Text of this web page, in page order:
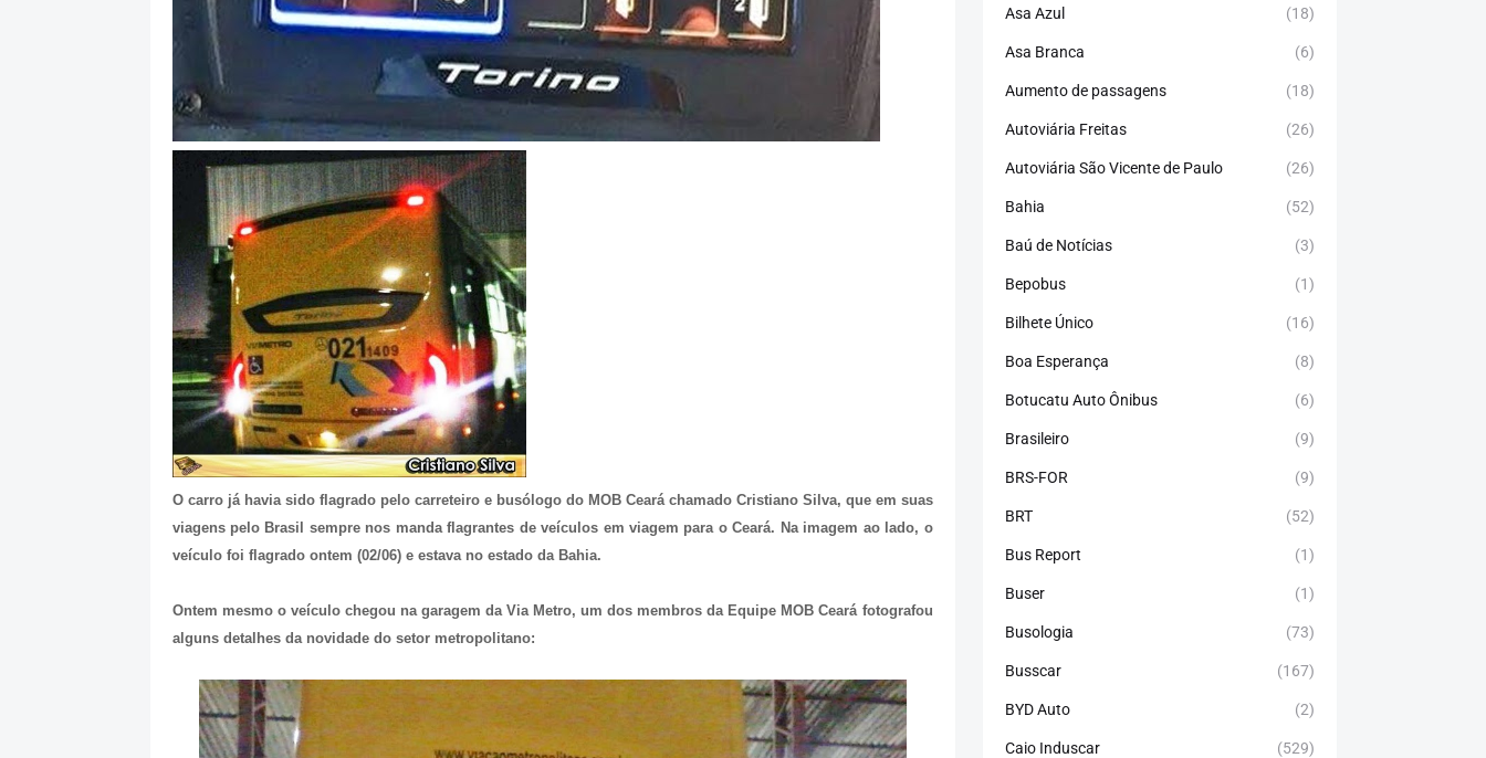
O carro já havia sido flagrado pelo carreteiro e busólogo do MOB Ceará chamado Cristiano Silva, que em suas
viagens pelo Brasil sempre nos manda flagrantes de veículos em viagem para o Ceará. Na imagem ao lado, o
veículo foi flagrado ontem (02/06) e estava no estado da Bahia.
Ontem mesmo o veículo chegou na garagem da Via Metro, um dos membros da Equipe MOB Ceará fotografou
alguns detalhes da novidade do setor metropolitano:
Asa Azul (18)
Asa Branca (6)
Aumento de passagens (18)
Autoviária Freitas (26)
Autoviária São Vicente de Paulo (26)
Bahia (52)
Baú de Notícias (3)
Bepobus (1)
Bilhete Único (16)
Boa Esperança (8)
Botucatu Auto Ônibus (6)
Brasileiro (9)
BRS-FOR (9)
BRT (52)
Bus Report (1)
Buser (1)
Busologia (73)
Busscar (167)
BYD Auto (2)
Caio Induscar (529)